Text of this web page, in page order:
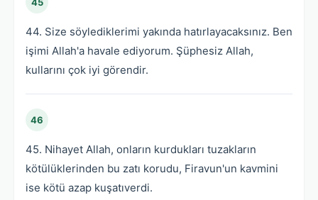
44. Size söylediklerimi yakında hatırlayacaksınız. Ben
işimi Allah'a havale ediyorum. Şüphesiz Allah,
kullarını çok iyi görendir.
46
45. Nihayet Allah, onların kurdukları tuzakların
kötülüklerinden bu zatı korudu, Firavun'un kavmini
ise kötü azap kuşatıverdi.